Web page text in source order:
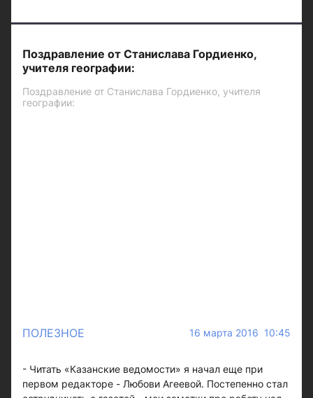
Поздравление от Станислава Гордиенко,
учителя географии:
Поздравление от Станислава Гордиенко, учителя
географии:
ПОЛЕЗНОЕ 16 марта 2016 10:45
- Читать «Казанские ведомости» я начал еще при
первом редакторе - Любови Агеевой. Постепенно стал